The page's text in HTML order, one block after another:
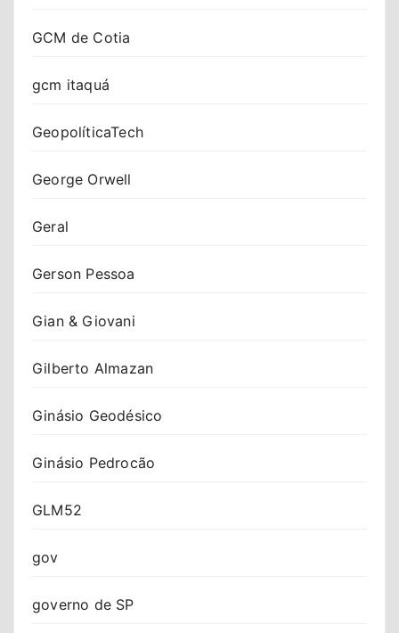
GCM de Cotia
gcm itaquá
GeopolíticaTech
George Orwell
Geral
Gerson Pessoa
Gian & Giovani
Gilberto Almazan
Ginásio Geodésico
Ginásio Pedrocão
GLM52
gov
governo de SP